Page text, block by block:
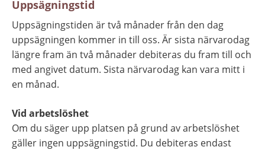
Uppsägningstid
Uppsägningstiden är två månader från den dag
uppsägningen kommer in till oss. Är sista närvarodag
längre fram än två månader debiteras du fram till och
med angivet datum. Sista närvarodag kan vara mitt i
en månad.
Vid arbetslöshet
Om du säger upp platsen på grund av arbetslöshet
gäller ingen uppsägningstid. Du debiteras endast